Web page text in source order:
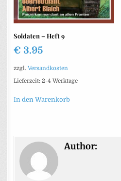
Soldaten – Heft 9
€ 3.95
zzgl.Versandkosten
Lieferzeit:2-4 Werktage
In den Warenkorb
Author: